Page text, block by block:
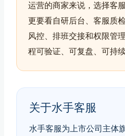
运营的商家来说，选择客
更要看自研后台、客服质
风控、排班交接和权限管
程可验证、可复盘、可持续
关于水手客服
水手客服为上市公司主体